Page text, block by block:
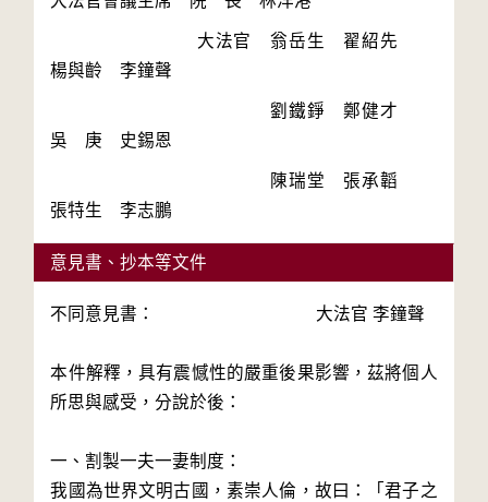
大法官　翁岳生　翟紹先
劉鐵錚　鄭健才
陳瑞堂　張承韜
意見書、抄本等文件
不同意見書： 大法官 李鐘聲
本件解釋，具有震憾性的嚴重後果影響，茲將個人
所思與感受，分說於後：
一、割製一夫一妻制度：
我國為世界文明古國，素崇人倫，故曰：「君子之